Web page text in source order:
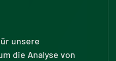
unsere
die Analyse von